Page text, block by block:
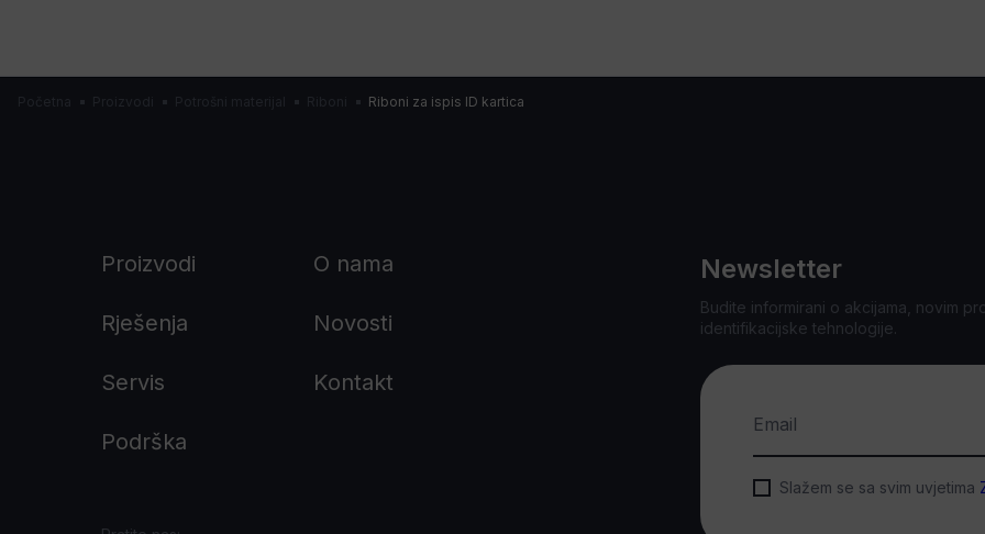
Riboni za ispis ID kartica
Proizvodi
Rješenja
Servis
Podrška
O nama
Novosti
Kontakt
Newsletter
Budite informirani o akcijama, novim
identifikacijske tehnologije.
Email
Slažem se sa svim uvjetima